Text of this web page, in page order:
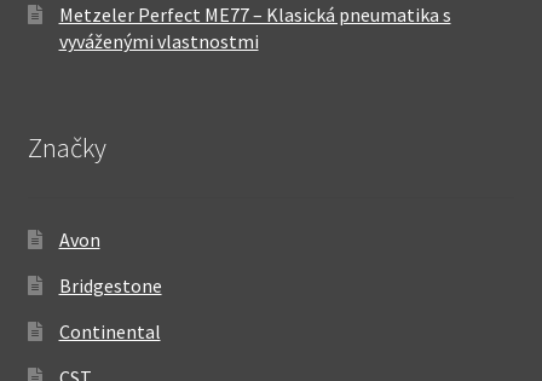
Metzeler Perfect ME77 – Klasická pneumatika s
vyváženými vlastnostmi
Značky
Avon
Bridgestone
Continental